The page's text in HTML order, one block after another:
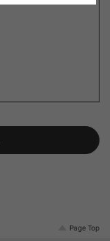
Page Top